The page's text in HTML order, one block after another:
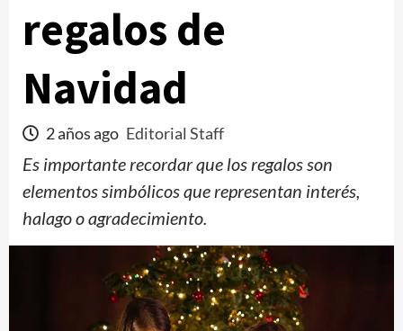
regalos de
Navidad
2 años ago Editorial Staff
Es importante recordar que los regalos son
elementos simbólicos que representan interés,
halago o agradecimiento.